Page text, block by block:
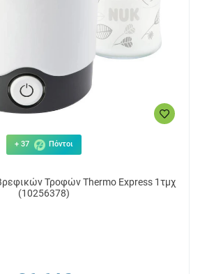
+ 37 Πόντοι
Τροφών Τhermo Express 1τμχ
(10256378)